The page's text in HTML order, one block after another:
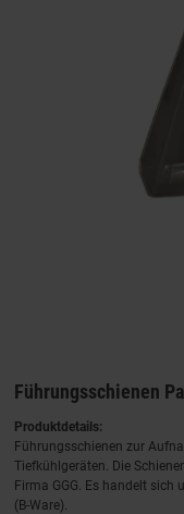
Führungsschienen
Produktdetails:
Führungsschienen zur
Tiefkühlgeräten. Die
Firma GGG. Es handelt
(B‑Ware).